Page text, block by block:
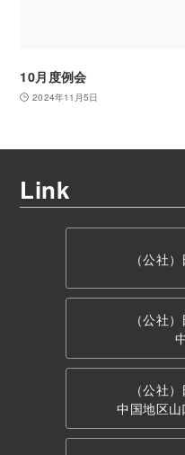
10月度例会
2024年11月5日
Link
（公社
（公社
（公社
中国地区